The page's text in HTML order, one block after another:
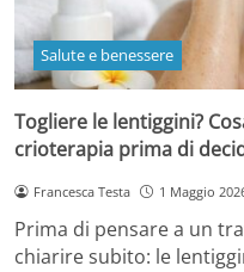
Salute e benessere
Togliere le lentiggini?
crioterapia prima di
Francesca Testa 1 Maggio
Prima di pensare a un
chiarire subito: le